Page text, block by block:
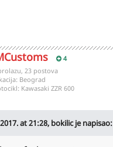
4
23 postova
Beograd
Kawasaki ZZR 600
at 21:28, bokilicje napisao: